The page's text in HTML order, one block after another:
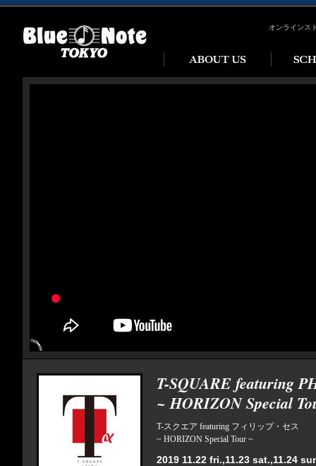
オンラインス
T-SQUARE featuring
~ HORIZON Special
T-スクエア featuring フィリップ・セス
~ HORIZON Special Tour ~
2019 11.22 fri.,11.23 sat.,11.24